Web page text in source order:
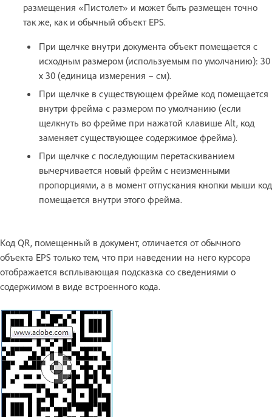
размещения «Пистолет» и может быть размещен точно
так же, как и обычный объект EPS.
При щелчке внутри документа объект помещается с
исходным размером (используемым по умолчанию): 30
x 30 (единица измерения – см).
При щелчке в существующем фрейме код помещается
внутри фрейма с размером по умолчанию (если
щелкнуть во фрейме при нажатой клавише Alt, код
заменяет существующее содержимое фрейма).
При щелчке с последующим перетаскиванием
вычерчивается новый фрейм с неизменными
пропорциями, а в момент отпускания кнопки мыши код
помещается внутри этого фрейма.
Код QR, помещенный в документ, отличается от обычного
объекта EPS только тем, что при наведении на него курсора
отображается всплывающая подсказка со сведениями о
содержимом в виде встроенного кода.